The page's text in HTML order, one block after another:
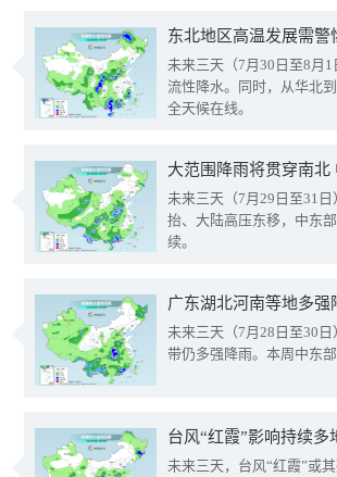
东北地区高温发展需
未来三天（7月30日至8月
流性降水。同时，从华北
全天候在线。
大范围降雨将贯穿南
未来三天（7月29日至31
抬、大陆高压东移，中东
续。
广东湖北河南等地多
未来三天（7月28日至30
带仍多强降雨。本周中东
台风“红霞”影响持续
未来三天，台风“红霞”或